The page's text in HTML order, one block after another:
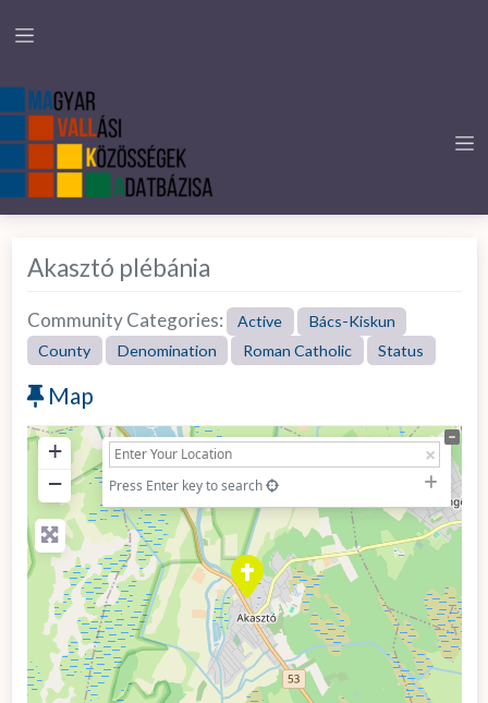
Akasztó plébánia
Community Categories: Active
Bács-Kiskun
County
Denomination Roman Catholic Status
Map
+
−
Press Enter key to search